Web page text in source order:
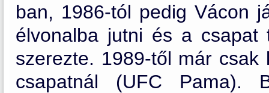
ban, 1986-tól pedig Vácon
élvonalba jutni és a
szerezte. 1989-től már csak
csapatnál (UFC Pama).